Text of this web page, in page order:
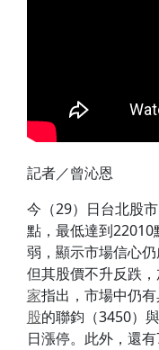
記者／曾沁恩
今（29）日台北股
點，最低達到
弱，顯示市場信心
但其股價不升反跌
家指出，市場中仍
股的聯鈞（3450）
日漲停。此外，還